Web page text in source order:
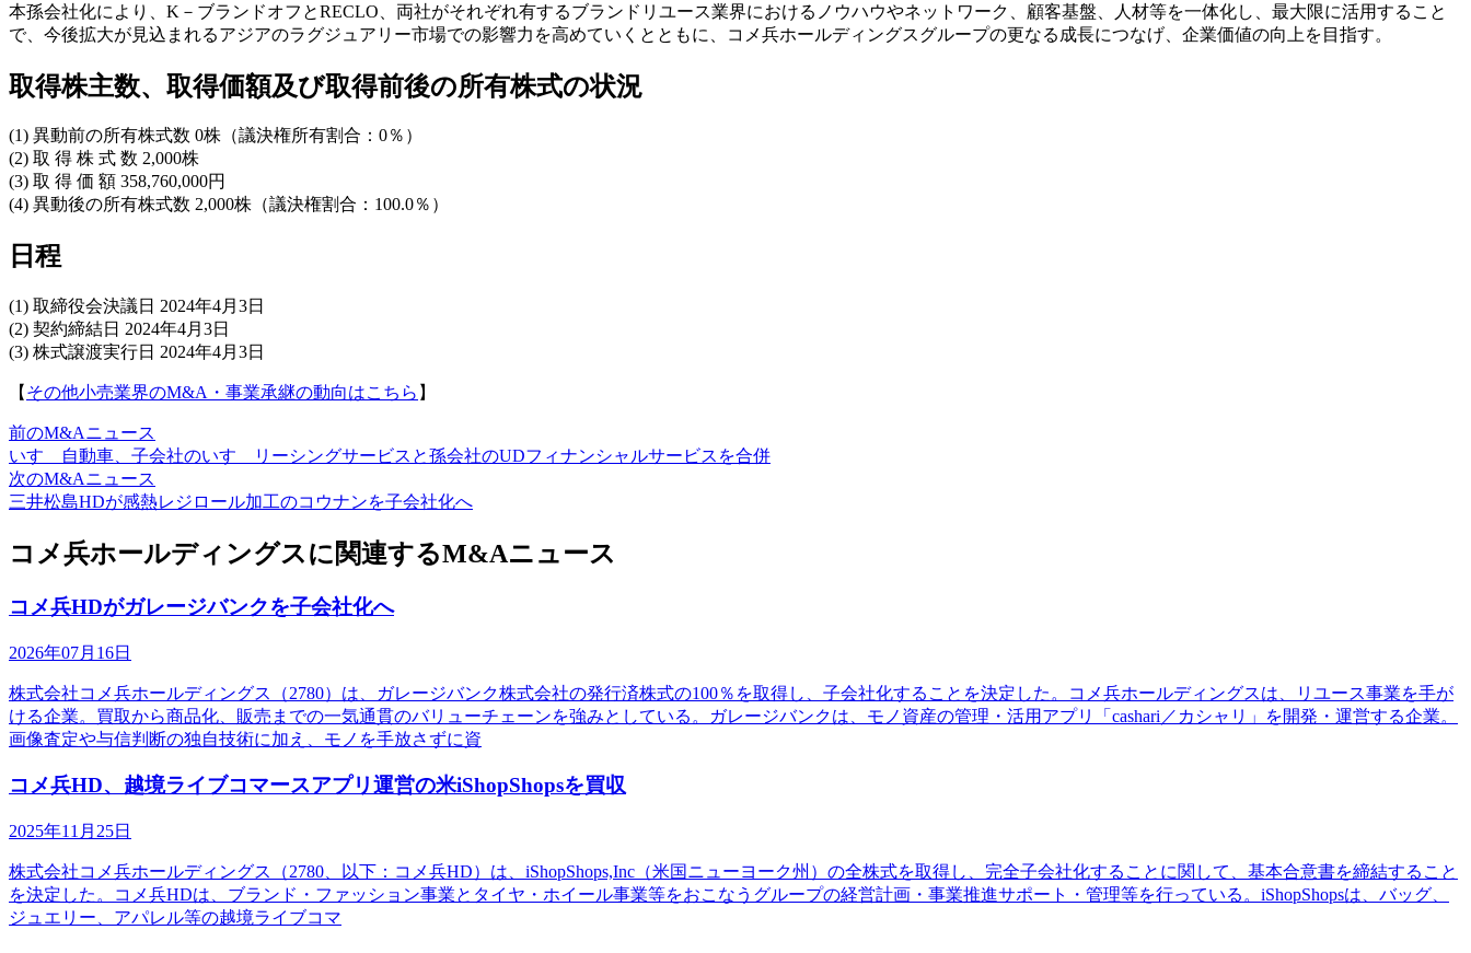
本孫会社化により、K－ブランドオフとRECLO、両社がそれぞれ有するブランドリユース業界におけるノウハウやネットワーク、顧客基盤、人材等を一体化し、最大限に活用すること
で、今後拡大が見込まれるアジアのラグジュアリー市場での影響力を高めていくとともに、コメ兵ホールディングスグループの更なる成長につなげ、企業価値の向上を目指す。
取得株主数、取得価額及び取得前後の所有株式の状況
(1) 異動前の所有株式数 0株（議決権所有割合：0％）
(2) 取 得 株 式 数 2,000株
(3) 取 得 価 額 358,760,000円
(4) 異動後の所有株式数 2,000株（議決権割合：100.0％）
日程
(1) 取締役会決議日 2024年4月3日
(2) 契約締結日 2024年4月3日
(3) 株式譲渡実行日 2024年4月3日
【 その他小売業界のM&A・事業承継の動向はこちら 】
前のM&Aニュース
いすゞ自動車、子会社のいすゞリーシングサービスと孫会社のUDフィナンシャルサービスを合併
次のM&Aニュース
三井松島HDが感熱レジロール加工のコウナンを子会社化へ
コメ兵ホールディングスに関連するM&Aニュース
コメ兵HDがガレージバンクを子会社化へ
2026年07月16日
株式会社コメ兵ホールディングス（2780）は、ガレージバンク株式会社の発行済株式の100％を取得し、子会社化することを決定した。コメ兵ホールディングスは、リユース事業を手が
ける企業。買取から商品化、販売までの一気通貫のバリューチェーンを強みとしている。ガレージバンクは、モノ資産の管理・活用アプリ「cashari／カシャリ」を開発・運営する企業。
画像査定や与信判断の独自技術に加え、モノを手放さずに資
コメ兵HD、越境ライブコマースアプリ運営の米iShopShopsを買収
2025年11月25日
株式会社コメ兵ホールディングス（2780、以下：コメ兵HD）は、iShopShops,Inc（米国ニューヨーク州）の全株式を取得し、完全子会社化することに関して、基本合意書を締結すること
を決定した。コメ兵HDは、ブランド・ファッション事業とタイヤ・ホイール事業等をおこなうグループの経営計画・事業推進サポート・管理等を行っている。iShopShopsは、バッグ、
ジュエリー、アパレル等の越境ライブコマ